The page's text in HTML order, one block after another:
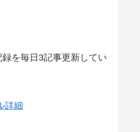
を毎日3記事更新してい
詳細